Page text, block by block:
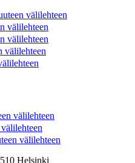
välilehteen
välilehteen
välilehteen
välilehteen
välilehteen
välilehteen
Helsinki